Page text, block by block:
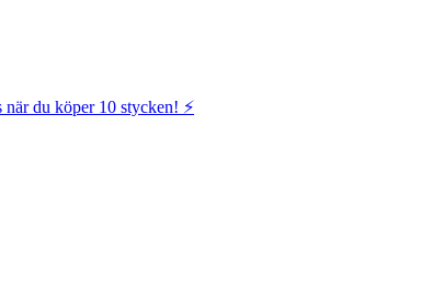
du köper 10 stycken! ⚡️